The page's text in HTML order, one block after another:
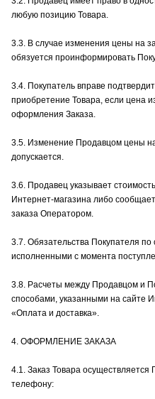
любую позицию Товара.
3.3. В случае изменения цены на
обязуется проинформировать
3.4. Покупатель вправе
приобретение Товара, если цена
оформления Заказа.
3.5. Изменение Продавцом цены
допускается.
3.6. Продавец указывает
Интернет-магазина либо
заказа Оператором.
3.7. Обязательства Покупателя по
исполненными с момента
3.8. Расчеты между Продавцом и
способами, указанными на сайте
«Оплата и доставка».
4. ОФОРМЛЕНИЕ ЗАКАЗА
4.1. Заказ Товара
телефону: